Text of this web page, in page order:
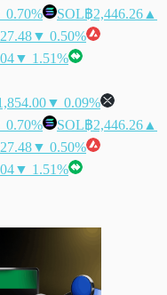
0.70% SOL฿2,446.26 ▲
▼ 0.50%
▼ 1.51%
▼ 0.09%
0.70% SOL฿2,446.26 ▲
▼ 0.50%
▼ 1.51%